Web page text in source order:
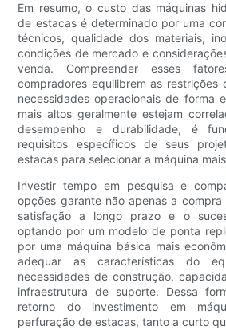
Em resumo, o custo das máquinas
de estacas é determinado por uma
técnicos, qualidade dos materiais,
condições de mercado e
venda. Compreender esses
compradores equilibrem as restrições
necessidades operacionais de forma
mais altos geralmente estejam
desempenho e durabilidade, é
requisitos específicos de seus
estacas para selecionar a máquina
Investir tempo em pesquisa e
opções garante não apenas a
satisfação a longo prazo e o
optando por um modelo de ponta
por uma máquina básica mais
adequar as características do
necessidades de construção,
infraestrutura de suporte. Dessa
retorno do investimento em
perfuração de estacas, tanto a curto